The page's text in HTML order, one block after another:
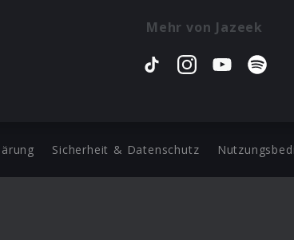
Mehr von Jazeek
Sicherheit & Datenschutz